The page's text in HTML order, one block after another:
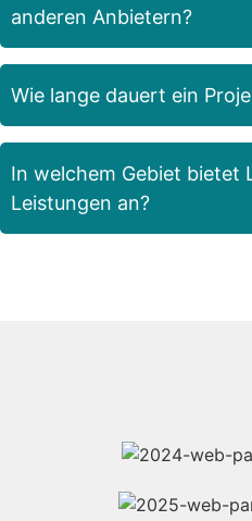
anderen Anbietern?
Wie lange dauert ein
In welchem Gebiet bietet
Leistungen an?